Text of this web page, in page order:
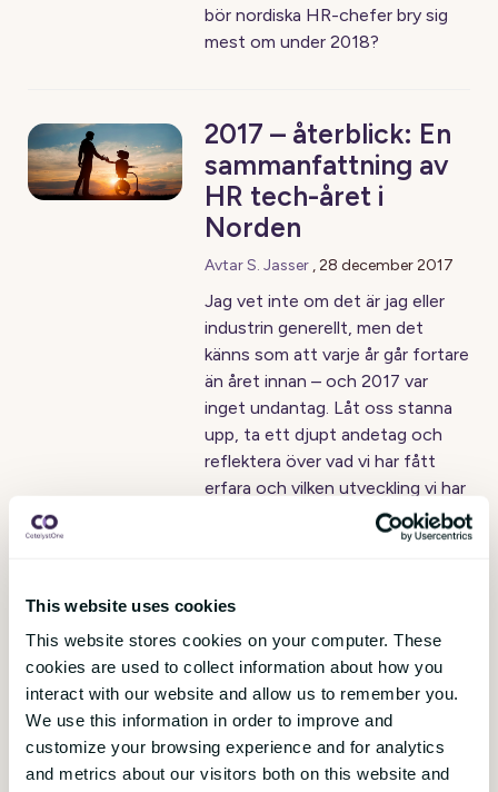
This website uses cookies
This website stores cookies on your computer. These
cookies are used to collect information about how you
interact with our website and allow us to remember you.
We use this information in order to improve and
customize your browsing experience and for analytics
and metrics about our visitors both on this website and
bör nordiska HR-chefer bry sig
mest om under 2018?
2017 – återblick: En
sammanfattning av
HR tech-året i
Norden
Avtar S. Jasser ,28 december 2017
Jag vet inte om det är jag eller
industrin generellt, men det
känns som att varje år går fortare
än året innan – och 2017 var
inget undantag. Låt oss stanna
upp, ta ett djupt andetag och
reflektera över vad vi har fått
erfara och vilken utveckling vi har
sett i HR-industrin under 2017.
Få månatliga uppdateringar från bloggen!